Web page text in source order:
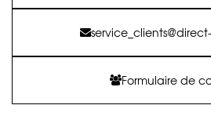
Formulaire de